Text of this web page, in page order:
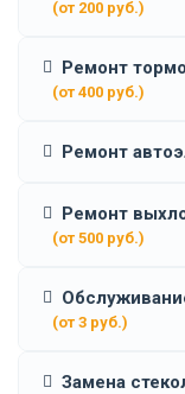
(от 200 руб.)
Ремонт
(от 400 руб.)
Ремонт
Ремонт
(от 500 руб.)
(от 3 руб.)
Замена